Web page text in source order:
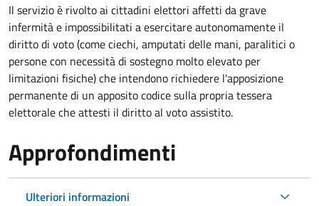
Il servizio è rivolto ai cittadini elettori affetti da grave
infermità e impossibilitati a esercitare autonomamente il
diritto di voto (come ciechi, amputati delle mani, paralitici o
persone con necessità di sostegno molto elevato per
limitazioni fisiche) che intendono richiedere l'apposizione
permanente di un apposito codice sulla propria tessera
elettorale che attesti il diritto al voto assistito.
Approfondimenti
Ulteriori informazioni